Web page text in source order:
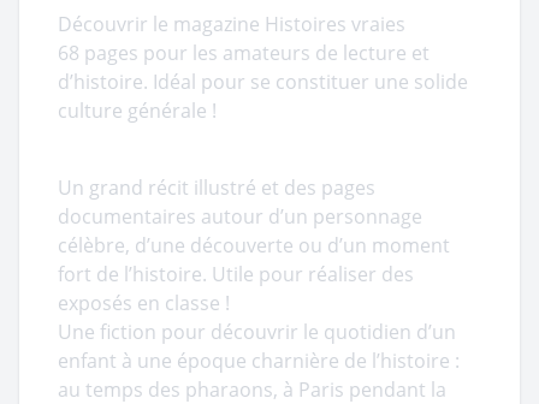
Découvrir le magazine Histoires vraies
68 pages pour les amateurs de lecture et
d’histoire. Idéal pour se constituer une solide
culture générale !
Un grand récit illustré et des pages
documentaires autour d’un personnage
célèbre, d’une découverte ou d’un moment
fort de l’histoire. Utile pour réaliser des
exposés en classe !
Une fiction pour découvrir le quotidien d’un
enfant à une époque charnière de l’histoire :
au temps des pharaons, à Paris pendant la